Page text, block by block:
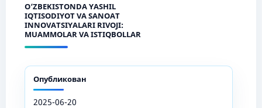
O‘ZBEKISTONDA YASHIL
IQTISODIYOT VA SANOAT
INNOVATSIYALARI RIVOJI:
MUAMMOLAR VA ISTIQBOLLAR
Опубликован
2025-06-20